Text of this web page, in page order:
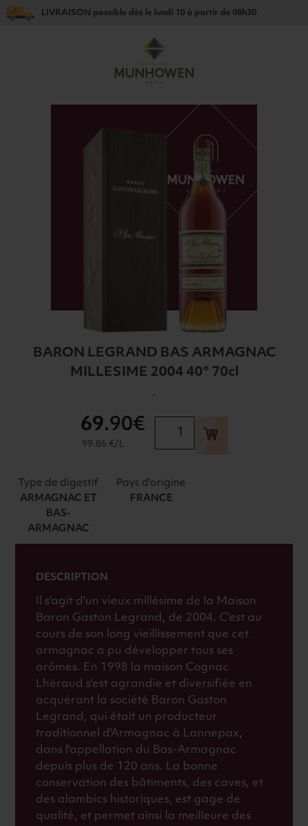
LIVRAISON possible dès le lundi 10 à partir de 08h30
BARON LEGRAND BAS ARMAGNAC
MILLESIME 2004 40° 70cl
-
BAS
69.90€
99.86 €/L
Type de digestif
ARMAGNAC ET
BAS-
ARMAGNAC
Pays d'origine
FRANCE
DESCRIPTION
Il s'agit d'un vieux millésime de la Maison
Baron Gaston Legrand, de 2004. C'est au
cours de son long vieillissement que cet
armagnac a pu développer tous ses
arômes. En 1998 la maison Cognac
Lhéraud s'est agrandie et diversifiée en
acquérant la société Baron Gaston
Legrand, qui était un producteur
traditionnel d'Armagnac à Lannepax,
dans l'appellation du Bas-Armagnac
depuis plus de 120 ans. La bonne
conservation des bâtiments, des caves, et
des alambics historiques, est gage de
qualité, et permet ainsi la meilleure des